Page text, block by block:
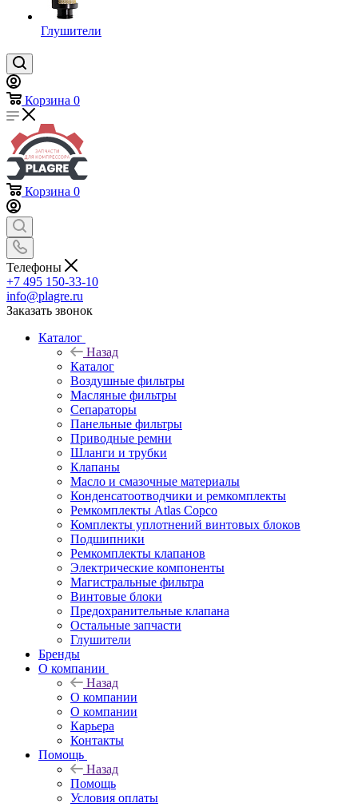
Глушители
Корзина 0
Корзина 0
Телефоны
+7 495 150-33-10
info@plagre.ru
Заказать звонок
Каталог
Назад
Каталог
Воздушные фильтры
Масляные фильтры
Сепараторы
Панельные фильтры
Приводные ремни
Шланги и трубки
Клапаны
Масло и смазочные материалы
Конденсатоотводчики и ремкомплекты
Ремкомплекты Atlas Copco
Комплекты уплотнений винтовых блоков
Подшипники
Ремкомплекты клапанов
Электрические компоненты
Магистральные фильтра
Винтовые блоки
Предохранительные клапана
Остальные запчасти
Глушители
Бренды
О компании
Назад
О компании
О компании
Карьера
Контакты
Помощь
Назад
Помощь
Условия оплаты